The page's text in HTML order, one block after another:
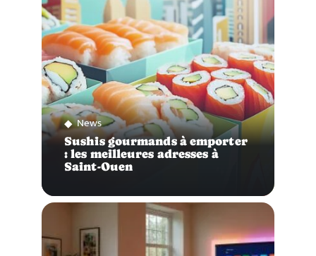
News
Sushis gourmands à emporter
: les meilleures adresses à
Saint-Ouen